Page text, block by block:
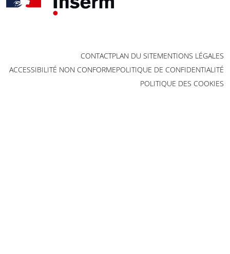
CONTACTPLAN DU SITEMENTIONS LÉGALES
ACCESSIBILITÉ NON CONFORMEPOLITIQUE DE CONFIDENTIALITÉ
POLITIQUE DES COOKIES